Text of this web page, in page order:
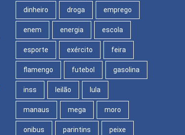
dinheiro droga emprego
enem energia escola
esporte exército feira
flamengo futebol gasolina
inss leilão lula
manaus mega moro
onibus parintins peixe